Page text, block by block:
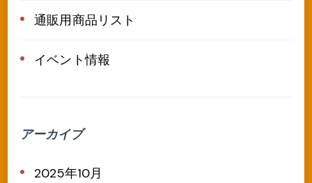
通販用商品リスト
イベント情報
アーカイブ
2025年10月